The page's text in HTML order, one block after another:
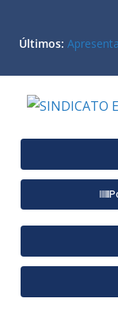
Últimos:
Coletivo
último